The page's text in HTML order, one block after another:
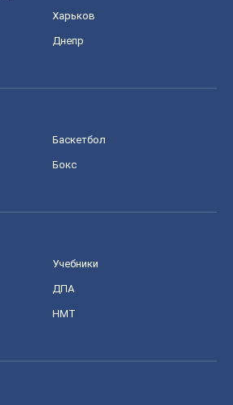
Харьков
Днепр
Баскетбол
Бокс
Учебники
ДПА
НМТ